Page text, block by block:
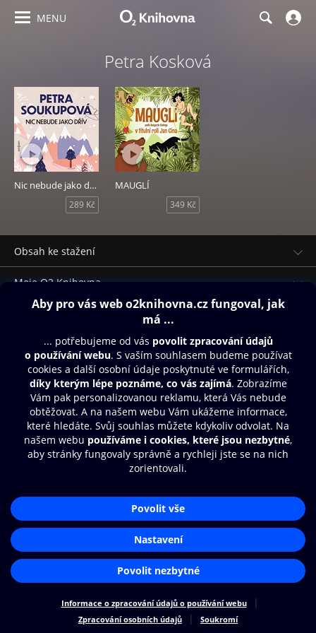
MENU
Petra Kosková
Nic nebude jako dřív
289 Kč
MAUGLÍ
349 Kč
Obsah ke stažení
Moje O2 Knihovna
Další zábava
© O2 Czech Republic a.s.
Nákupní řád
Přístupnost
Zásady zpracování osobních údajů
Cookies
Aplikace O2 Knihovna
Čti a poslouchej své e-knihy a
audioknihy rychleji a pohodlněji.